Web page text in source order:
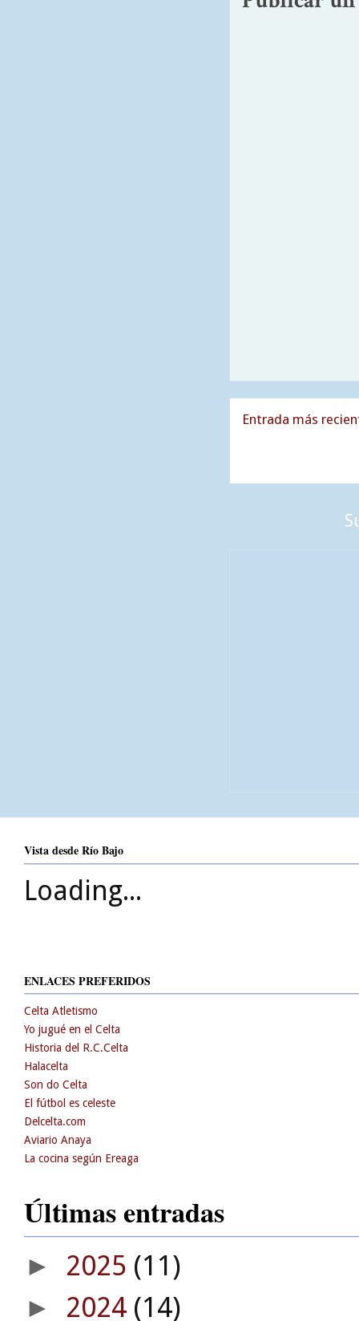
Entrada más
Vista desde Río Bajo
Loading...
ENLACES PREFERIDOS
Celta Atletismo
Yo jugué en el Celta
Historia del R.C.Celta
Halacelta
Son do Celta
El fútbol es celeste
Delcelta.com
Aviario Anaya
La cocina según Ereaga
Últimas entradas
► 2025 (11)
► 2024 (14)